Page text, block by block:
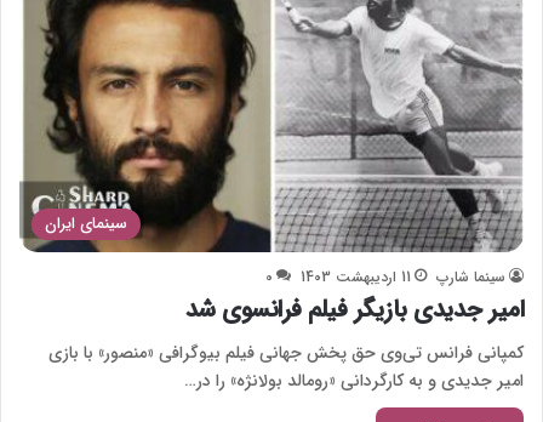
سینمای ایران
سینما شارپ 11 اردیبهشت 1403 0
امیر جدیدی بازیگر فیلم فرانسوی شد
کمپانی فرانس تی‌وی حق پخش جهانی فیلم بیوگرافی «منصور» با بازی
امیر جدیدی و به کارگردانی «رومالد بولانژه» را در…